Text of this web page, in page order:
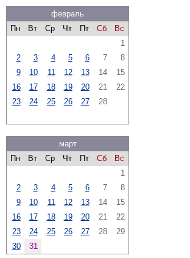
февраль
Пн
Вт Ср Чт Пт Сб
Вс
1
2
3 4 5 6 7
8
9
10 11 12 13 14
15
16
17 18 19 20 21
22
23
24 25 26 27 28
март
Пн
Вт Ср Чт Пт Сб
Вс
1
2
3 4 5 6 7
8
9
10 11 12 13 14
15
16
17 18 19 20 21
22
23
24 25 26 27 28
29
30
31